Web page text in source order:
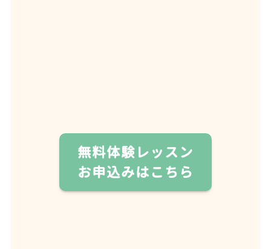
無料体験レッスン
お申込みはこちら